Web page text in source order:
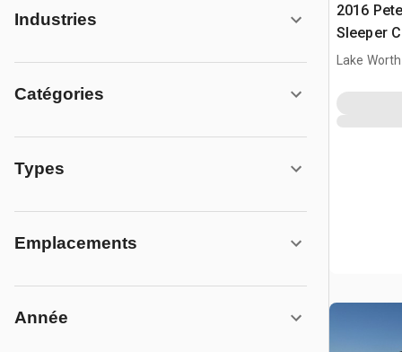
Industries
Catégories
Types
Emplacements
Année
2016
Sleeper
Lake